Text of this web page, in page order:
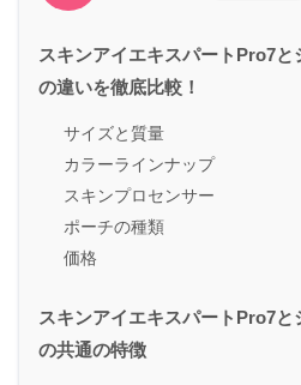
スキンアイエキスパートPro7
の違いを徹底比較！
サイズと質量
カラーラインナップ
スキンプロセンサー
ポーチの種類
価格
スキンアイエキスパートPro7
の共通の特徴